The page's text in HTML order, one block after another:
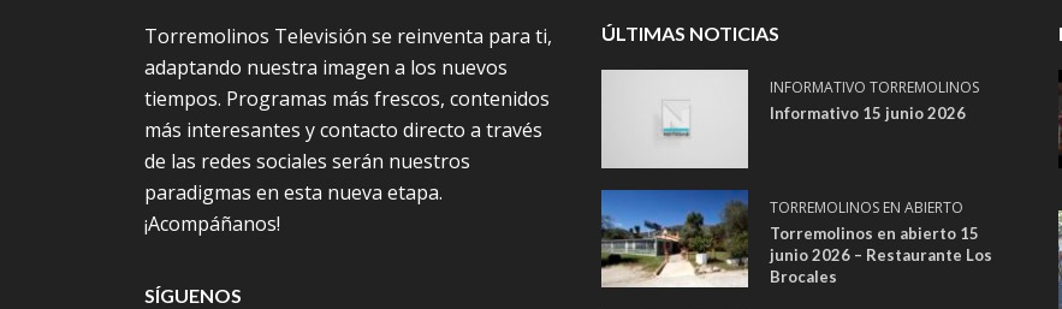
Torremolinos Televisión se reinventa para ti,
adaptando nuestra imagen a los nuevos
tiempos. Programas más frescos, contenidos
más interesantes y contacto directo a través
de las redes sociales serán nuestros
paradigmas en esta nueva etapa.
¡Acompáñanos!
SÍGUENOS
ÚLTIMAS NOTICIAS
INFORMATIVO TORREMOLINOS
Informativo 15 junio 2026
TORREMOLINOS EN ABIERTO
Torremolinos en abierto 15
junio 2026 – Restaurante Los
Brocales